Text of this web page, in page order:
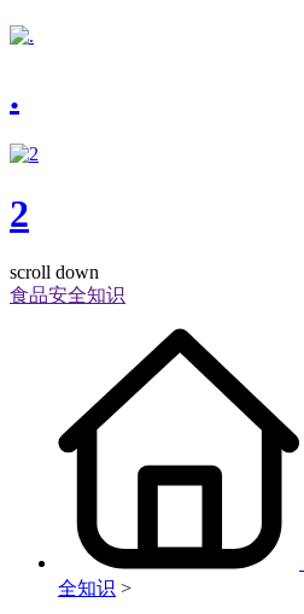
.
2
scroll down
食品安全知识
全知识 >